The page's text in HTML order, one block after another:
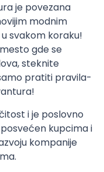
je povezana
modnim
svakom koraku!
gde se
steknite
pratiti pravila-
i je poslovno
kupcima i
kompanije